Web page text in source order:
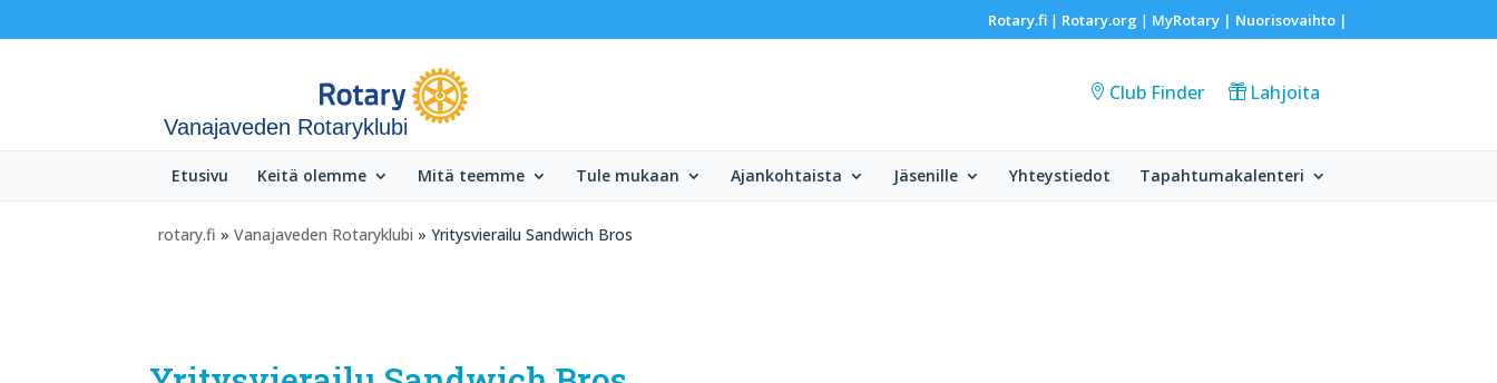
Rotary.fi| Rotary.org | MyRotary | Nuorisovaihto|
Vanajaveden Rotaryklubi
Club Finder Lahjoita
Etusivu Keitä olemme Mitä teemme Tule mukaan Ajankohtaista Jäsenille Yhteystiedot Tapahtumakalenteri
rotary.fi » Vanajaveden Rotaryklubi » Yritysvierailu Sandwich Bros